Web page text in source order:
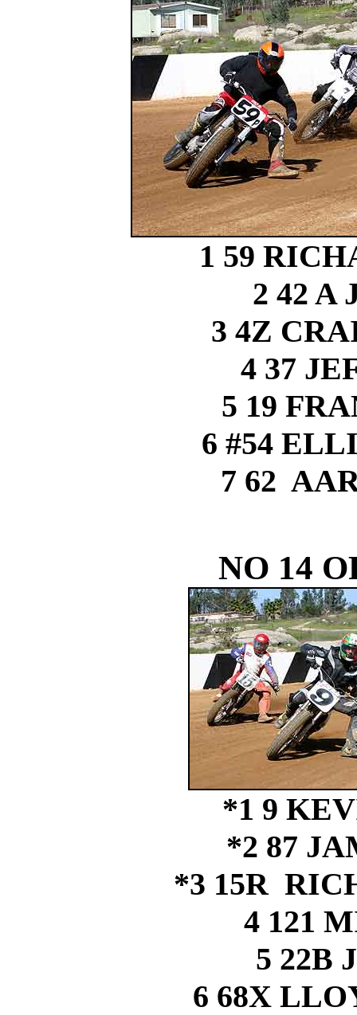
1 59
2 42 A
3 4Z
4 37
5 19
6 #54
7 62
NO 14
*1 9
*2 87
*3 15R
4 121
5 22B
6 68X